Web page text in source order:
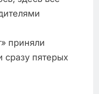
приняли
пятерых